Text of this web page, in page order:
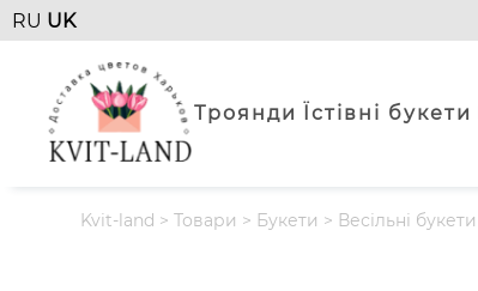
RU UK
Троянди Їстівні букети
Kvit-land >Товари > Букети > Весільні букети